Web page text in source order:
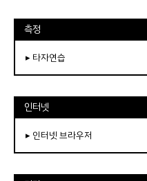
측정
▸ 타자연습
인터넷
▸ 인터넷 브라우저